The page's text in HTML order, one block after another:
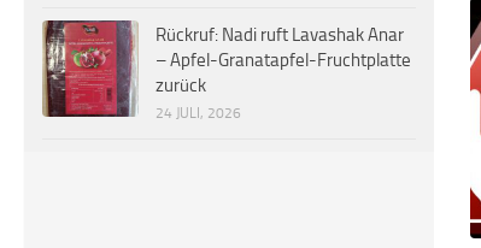
Rückruf: Nadi ruft Lavashak Anar
– Apfel-Granatapfel-Fruchtplatte
zurück
24 JULI, 2026